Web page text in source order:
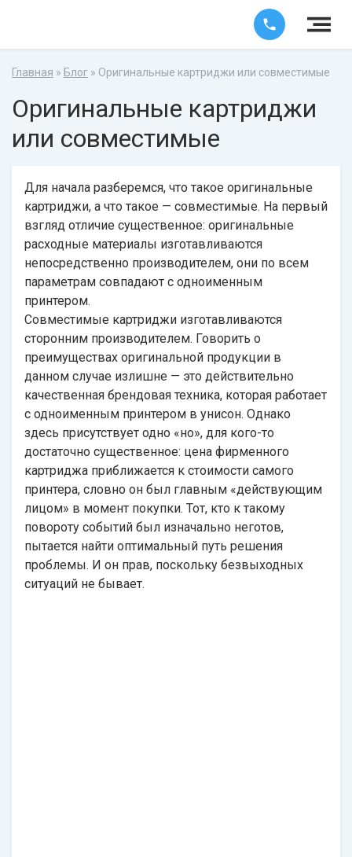
Главная » Блог » Оригинальные картриджи или совместимые
Оригинальные картриджи
или совместимые
Для начала разберемся, что такое оригинальные
картриджи, а что такое — совместимые. На первый
взгляд отличие существенное: оригинальные
расходные материалы изготавливаются
непосредственно производителем, они по всем
параметрам совпадают с одноименным
принтером.
Совместимые картриджи изготавливаются
сторонним производителем. Говорить о
преимуществах оригинальной продукции в
данном случае излишне — это действительно
качественная брендовая техника, которая работает
с одноименным принтером в унисон. Однако
здесь присутствует одно «но», для кого-то
достаточно существенное: цена фирменного
картриджа приближается к стоимости самого
принтера, словно он был главным «действующим
лицом» в момент покупки. Тот, кто к такому
повороту событий был изначально неготов,
пытается найти оптимальный путь решения
проблемы. И он прав, поскольку безвыходных
ситуаций не бывает.